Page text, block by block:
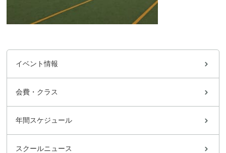
イベント情報
会費・クラス
年間スケジュール
スクールニュース